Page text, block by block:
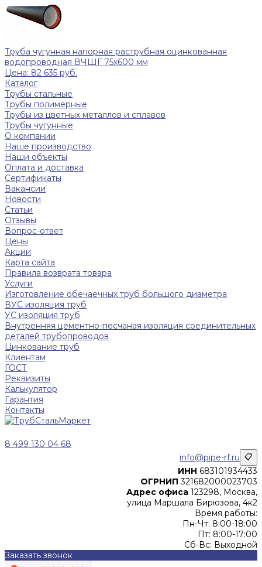
Труба чугунная напорная раструбная оцинкованная
водопроводная ВЧШГ 75х600 мм
Цена: 82 635 руб.
Каталог
Трубы стальные
Трубы полимерные
Трубы из цветных металлов и сплавов
Трубы чугунные
О компании
Наше производство
Наши объекты
Оплата и доставка
Сертификаты
Вакансии
Новости
Статьи
Отзывы
Вопрос-ответ
Цены
Акции
Карта сайта
Правила возврата товара
Услуги
Изготовление обечаечных труб большого диаметра
ВУС изоляция труб
УС изоляция труб
Внутренняя цементно-песчаная изоляция соединительных
деталей трубопроводов
Цинкование труб
Клиентам
ГОСТ
Реквизиты
Калькулятор
Гарантия
Контакты
8 499 130 04 68
info@pipe-rf.ru 📋
ИНН 683101934433
ОГРНИП 321682000023703
Адрес офиса 123298, Москва,
улица Маршала Бирюзова, 4к2
Время работы:
Пн-Чт: 8:00-18:00
Пт: 8:00-17:00
Сб-Вс: Выходной
Заказать звонок